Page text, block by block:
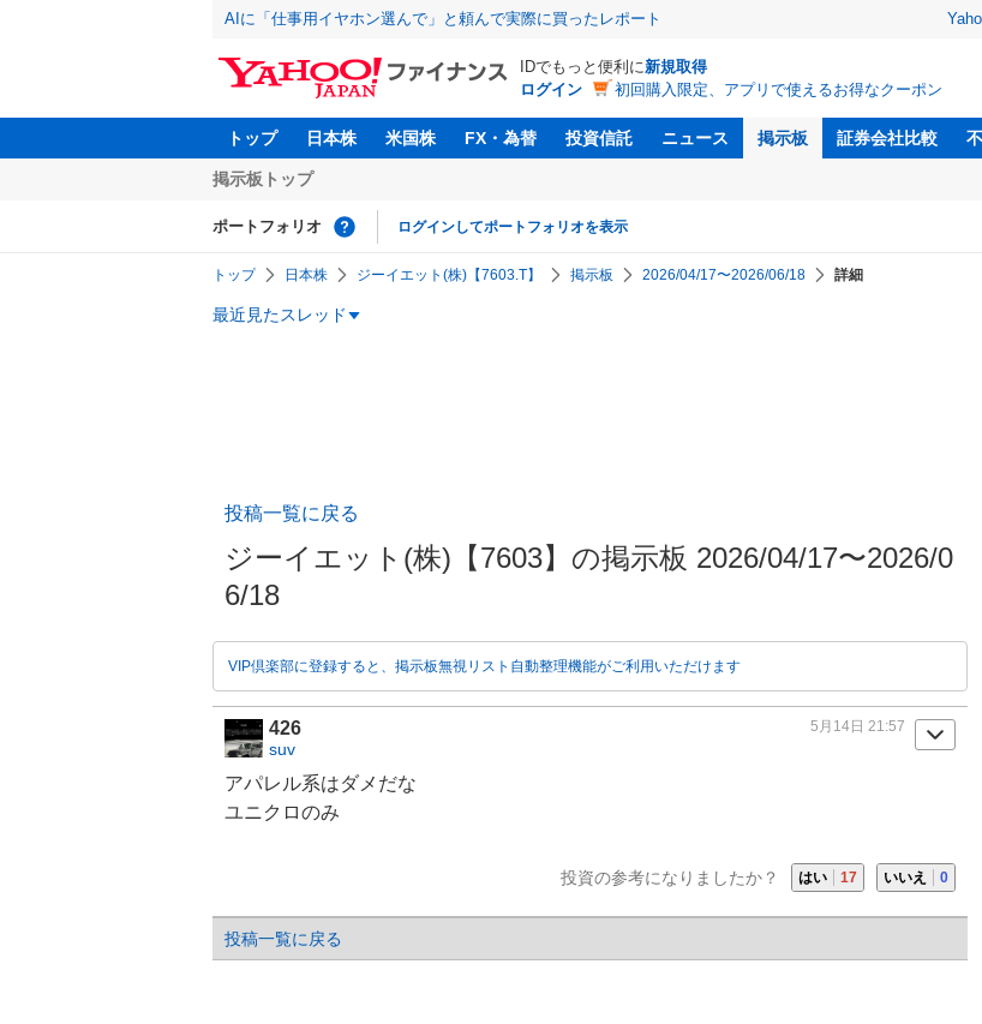
AIに「仕事用イヤホン選んで」と頼んで実際に買ったレポート
IDでもっと便利に新規取得
ログイン
初回購入限定、アプリで使えるお得なクーポン
トップ 日本株 米国株 FX・為替 投資信託 ニュース 掲示板 証券会社比較
掲示板トップ
ポートフォリオ ログインしてポートフォリオを表示
トップ 日本株 ジーイエット(株)【7603.T】 掲示板 2026/04/17〜2026/06/18 詳細
最近見たスレッド
投稿一覧に戻る
ジーイエット(株)【7603】の掲示板 2026/04/17〜2026/0
6/18
VIP倶楽部に登録すると、掲示板無視リスト自動整理機能がご利用いただけます
426
suv
5月14日 21:57
アパレル系はダメだな
ユニクロのみ
投資の参考になりましたか？ はい 17 いいえ 0
投稿一覧に戻る